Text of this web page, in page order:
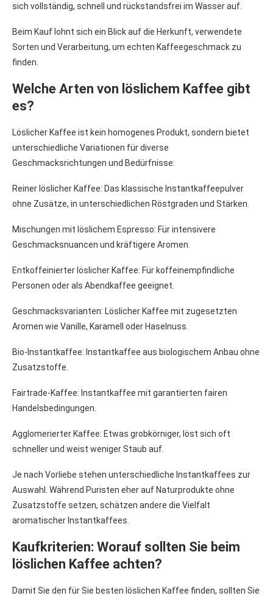
sich vollständig, schnell und rückstandsfrei im Wasser auf.
Beim Kauf lohnt sich ein Blick auf die Herkunft, verwendete
Sorten und Verarbeitung, um echten Kaffeegeschmack zu
finden.
Welche Arten von löslichem Kaffee gibt
es?
Löslicher Kaffee ist kein homogenes Produkt, sondern bietet
unterschiedliche Variationen für diverse
Geschmacksrichtungen und Bedürfnisse:
Reiner löslicher Kaffee: Das klassische Instantkaffeepulver
ohne Zusätze, in unterschiedlichen Röstgraden und Stärken.
Mischungen mit löslichem Espresso: Für intensivere
Geschmacksnuancen und kräftigere Aromen.
Entkoffeinierter löslicher Kaffee: Für koffeinempfindliche
Personen oder als Abendkaffee geeignet.
Geschmacksvarianten: Löslicher Kaffee mit zugesetzten
Aromen wie Vanille, Karamell oder Haselnuss.
Bio-Instantkaffee: Instantkaffee aus biologischem Anbau ohne
Zusatzstoffe.
Fairtrade-Kaffee: Instantkaffee mit garantierten fairen
Handelsbedingungen.
Agglomerierter Kaffee: Etwas grobkörniger, löst sich oft
schneller und weist weniger Staub auf.
Je nach Vorliebe stehen unterschiedliche Instantkaffees zur
Auswahl. Während Puristen eher auf Naturprodukte ohne
Zusatzstoffe setzen, schätzen andere die Vielfalt
aromatischer Instantkaffees.
Kaufkriterien: Worauf sollten Sie beim
löslichen Kaffee achten?
Damit Sie den für Sie besten löslichen Kaffee finden, sollten Sie